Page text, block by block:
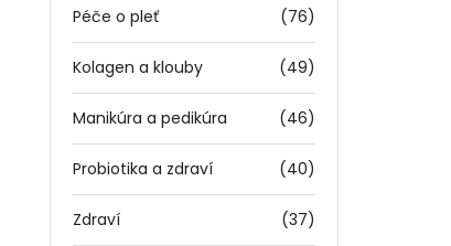
Péče o pleť (76)
Kolagen a klouby (49)
Manikúra a pedikúra (46)
Probiotika a zdraví (40)
Zdraví (37)